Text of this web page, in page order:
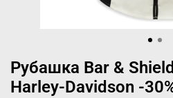
Рубашка Bar &
Harley-Davidson -